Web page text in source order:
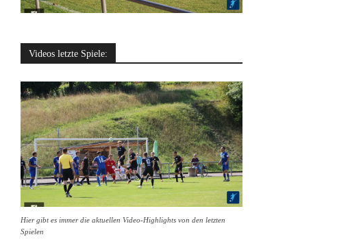
Videos letzte Spiele:
Hier gibt es immer die aktuellen Video-Highlights von den letzten
Spielen